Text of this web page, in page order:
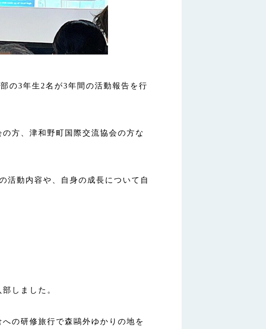
の3年生2名が3年間の活動報告を行
方、津和野町国際交流協会の方な
活動内容や、自身の成長について自
しました。
の研修旅行で森鷗外ゆかりの地を